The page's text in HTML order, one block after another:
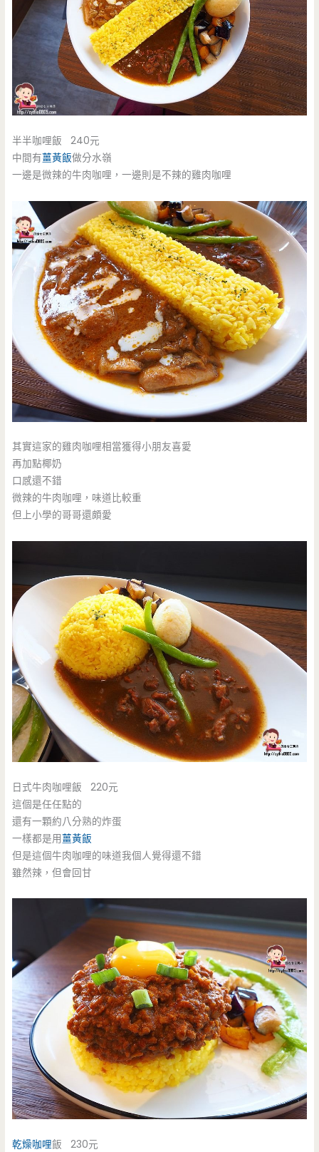
半半咖哩飯 240元
中間有薑黃飯做分水嶺
一邊是微辣的牛肉咖哩，一邊則是不辣的雞肉咖哩
其實這家的雞肉咖哩相當獲得小朋友喜愛
再加點椰奶
口感還不錯
微辣的牛肉咖哩，味道比較重
但上小學的哥哥還頗愛
日式牛肉咖哩飯 220元
這個是任任點的
還有一顆約八分熟的炸蛋
一樣都是用薑黃飯
但是這個牛肉咖哩的味道我個人覺得還不錯
雖然辣，但會回甘
乾燥咖哩飯 230元